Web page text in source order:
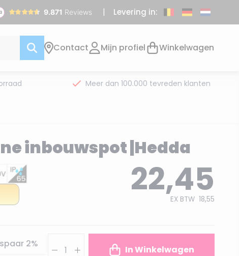
Levering in:
Contact Mijn profiel Winkelwagen
Meer dan 100.000 tevreden klanten
inbouwspot |Hedda
22,45
EX BTW 18,55
2%
In Winkelwagen